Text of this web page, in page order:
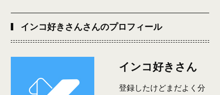
インコ好きさんさんのプロフィール
インコ好きさん
登録したけどまだよく分